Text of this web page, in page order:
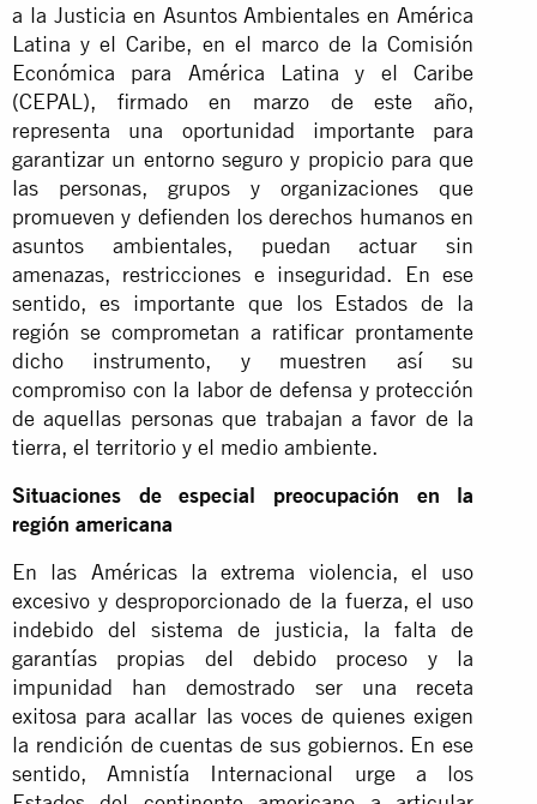
a la Justicia en Asuntos Ambientales en América
Latina y el Caribe, en el marco de la Comisión
Económica para América Latina y el Caribe
(CEPAL), firmado en marzo de este año,
representa una oportunidad importante para
garantizar un entorno seguro y propicio para que
las personas, grupos y organizaciones que
promueven y defienden los derechos humanos en
asuntos ambientales, puedan actuar sin
amenazas, restricciones e inseguridad. En ese
sentido, es importante que los Estados de la
región se comprometan a ratificar prontamente
dicho instrumento, y muestren así su
compromiso con la labor de defensa y protección
de aquellas personas que trabajan a favor de la
tierra, el territorio y el medio ambiente.
Situaciones de especial preocupación en la
región americana
En las Américas la extrema violencia, el uso
excesivo y desproporcionado de la fuerza, el uso
indebido del sistema de justicia, la falta de
garantías propias del debido proceso y la
impunidad han demostrado ser una receta
exitosa para acallar las voces de quienes exigen
la rendición de cuentas de sus gobiernos. En ese
sentido, Amnistía Internacional urge a los